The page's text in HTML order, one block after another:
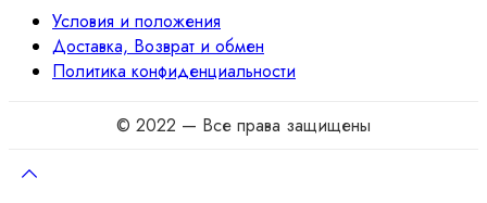
Условия и положения
Доставка, Возврат и обмен
Политика конфиденциальности
© 2022 — Все права защищены